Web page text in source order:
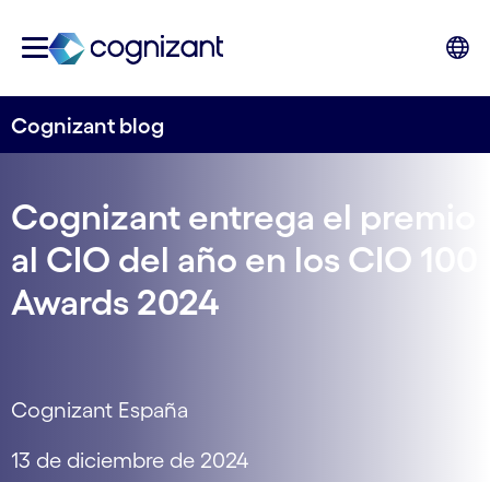
Cognizant blog
Cognizant entrega el premio
al CIO del año en los CIO 100
Awards 2024
Cognizant España
13 de diciembre de 2024